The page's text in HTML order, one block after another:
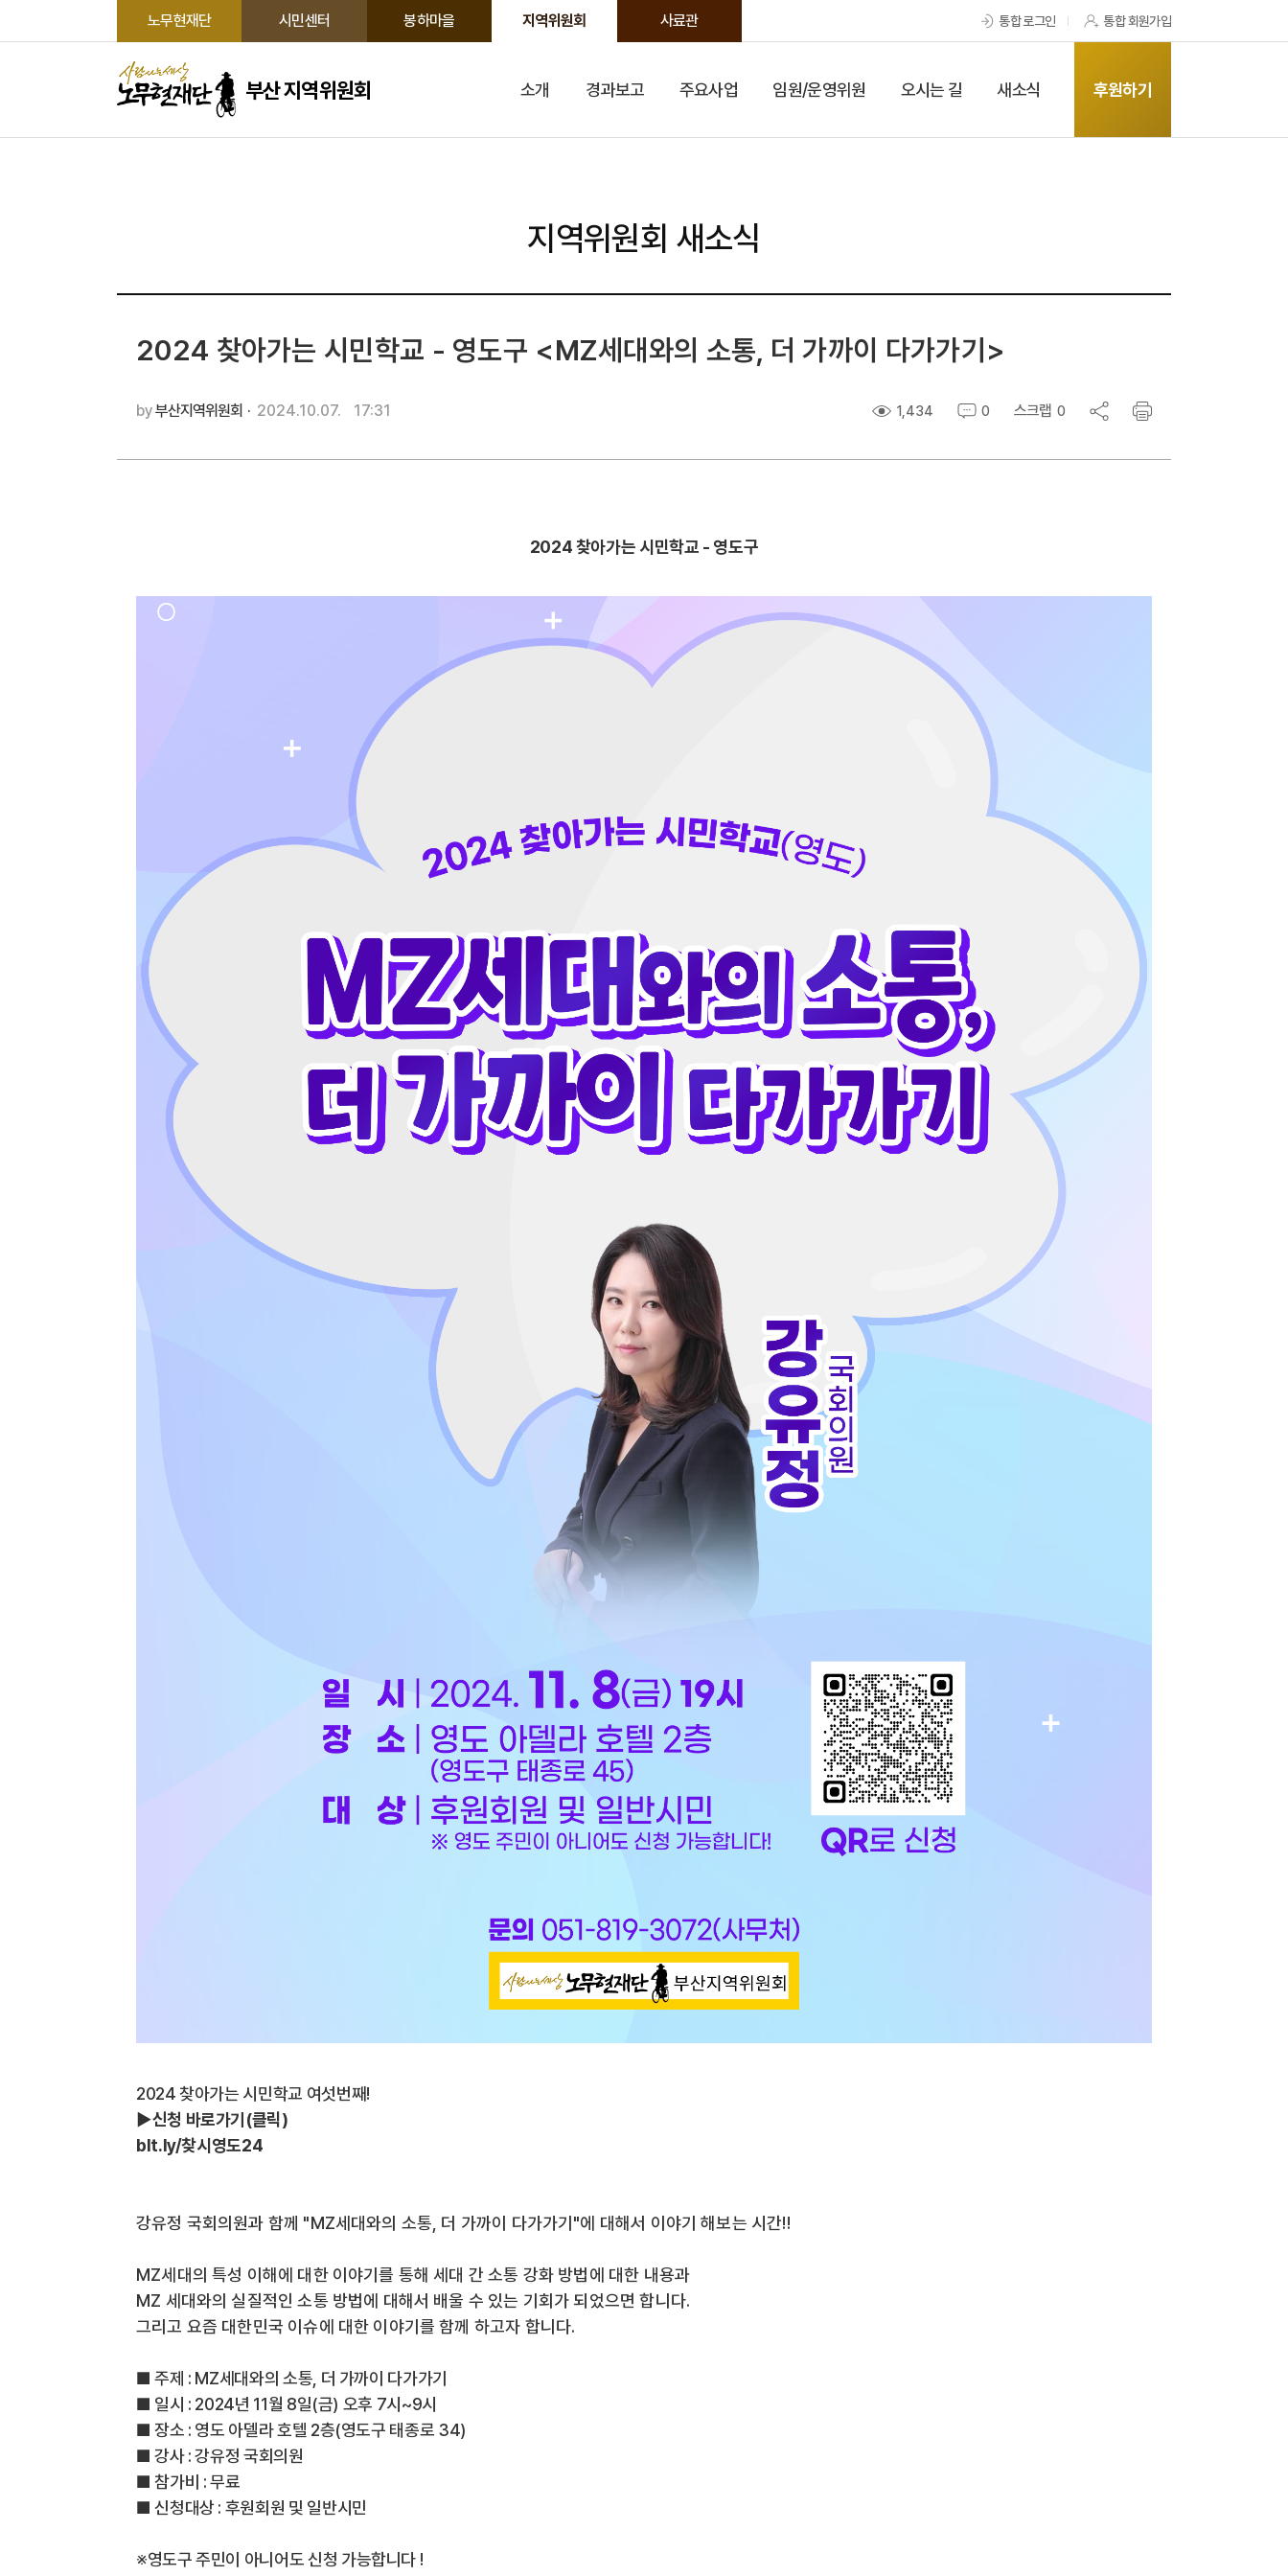
노무현재단 시민센터 봉하마을 지역위원회 사료관 통합 로그인 통합 회원가입
부산 지역위원회 소개 경과보고 주요사업 임원/운영위원 오시는 길 새소식 후원하기
지역위원회 새소식
2024 찾아가는 시민학교 - 영도구 <MZ세대와의 소통, 더 가까이 다가가기>
by부산지역위원회 · 2024.10.07. 17:31 1,434 0 스크랩 0
2024 찾아가는 시민학교 - 영도구
2024 찾아가는 시민학교 여섯번째!
▶️신청 바로가기(클릭)
blt.ly/찾시영도24
강유정 국회의원과 함께 "MZ세대와의 소통, 더 가까이 다가가기"에 대해서 이야기 해보는 시간!!
MZ세대의 특성 이해에 대한 이야기를 통해 세대 간 소통 강화 방법에 대한 내용과
MZ 세대와의 실질적인 소통 방법에 대해서 배울 수 있는 기회가 되었으면 합니다.
그리고 요즘 대한민국 이슈에 대한 이야기를 함께 하고자 합니다.
■ 주제 : MZ세대와의 소통, 더 가까이 다가가기
■ 일시 : 2024년 11월 8일(금) 오후 7시~9시
■ 장소 : 영도 아델라 호텔 2층(영도구 태종로 34)
■ 강사 : 강유정 국회의원
■ 참가비 : 무료
■ 신청대상 : 후원회원 및 일반시민
※영도구 주민이 아니어도 신청 가능합니다 !